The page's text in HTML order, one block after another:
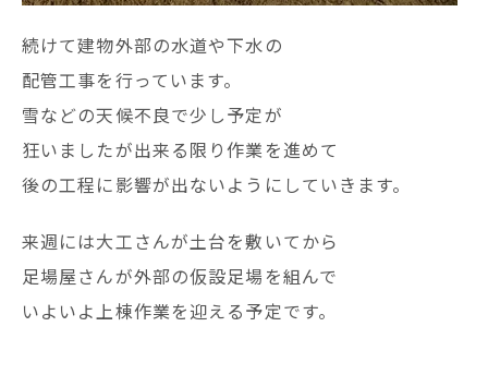
続けて建物外部の水道や下水の
配管工事を行っています。
雪などの天候不良で少し予定が
狂いましたが出来る限り作業を進めて
後の工程に影響が出ないようにしていきます。
来週には大工さんが土台を敷いてから
足場屋さんが外部の仮設足場を組んで
いよいよ上棟作業を迎える予定です。